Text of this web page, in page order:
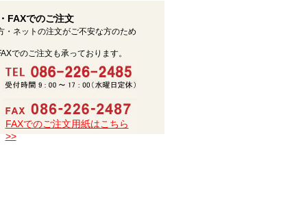
FAXでのご注文
・ネットの注文がご不安な方のため
でのご注文も承っております。
FAXでのご注文用紙はこちら
>>